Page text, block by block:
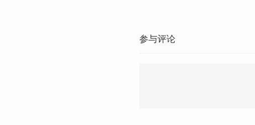
参与评论